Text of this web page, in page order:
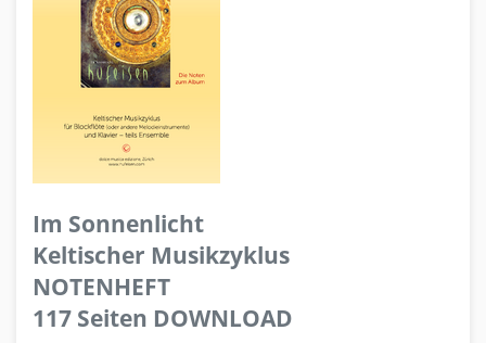
Im Sonnenlicht
Keltischer Musikzyklus
NOTENHEFT
117 Seiten DOWNLOAD